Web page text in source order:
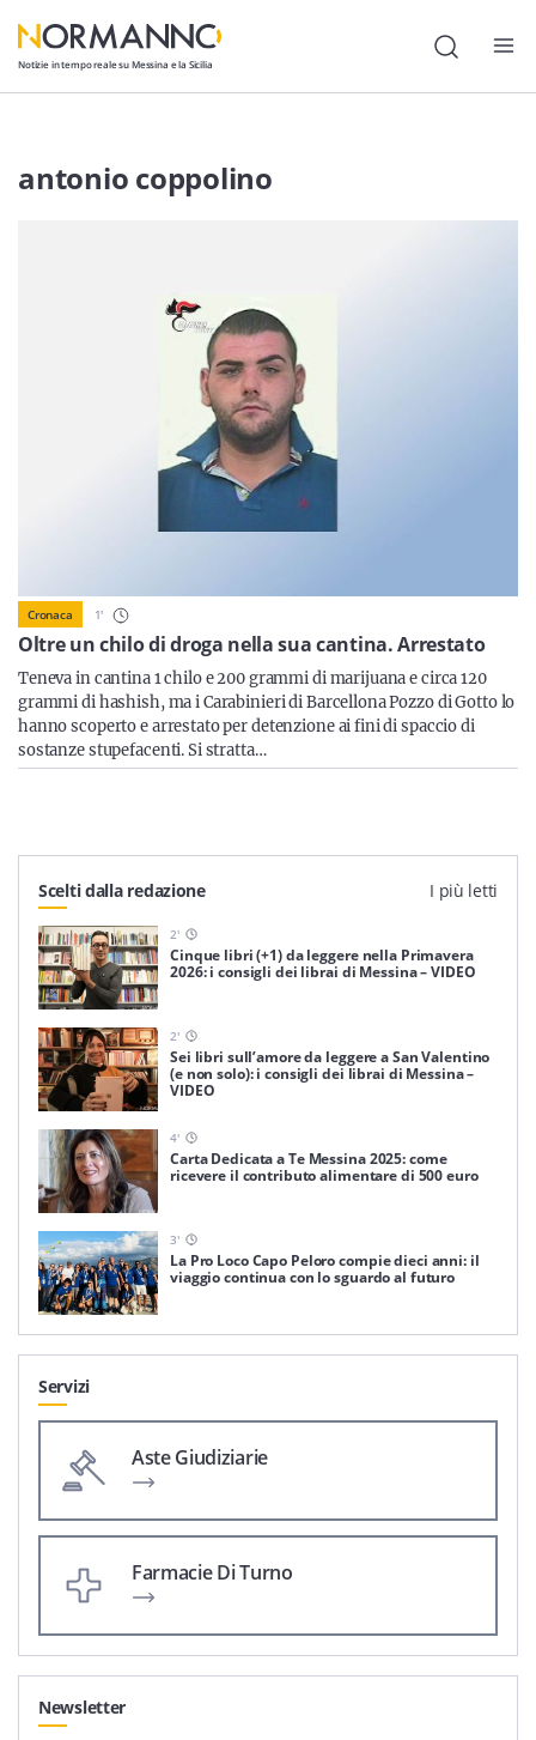
Notizie in tempo reale su Messina e la Sicilia
Attualità
Economia
Servizi
antonio coppolino
Oltre un chilo di droga nella sua cantina. Arrestato
Cronaca 1'
Teneva in cantina 1 chilo e 200 grammi di marijuana e circa 120
grammi di hashish, ma i Carabinieri di Barcellona Pozzo di Gotto lo
hanno scoperto e arrestato per detenzione ai fini di spaccio di
sostanze stupefacenti. Si stratta…
Scelti dalla redazione I più letti
2'
Cinque libri (+1) da leggere nella Primavera
2026: i consigli dei librai di Messina – VIDEO
2'
Sei libri sull’amore da leggere a San Valentino
(e non solo): i consigli dei librai di Messina –
VIDEO
4'
Carta Dedicata a Te Messina 2025: come
ricevere il contributo alimentare di 500 euro
3'
La Pro Loco Capo Peloro compie dieci anni: il
viaggio continua con lo sguardo al futuro
Servizi
Aste Giudiziarie
Farmacie Di Turno
Newsletter